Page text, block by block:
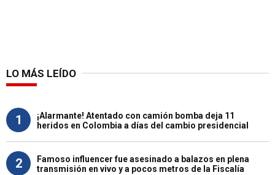
LO MÁS LEÍDO
1
¡Alarmante! Atentado con camión bomba deja 11
heridos en Colombia a días del cambio presidencial
2
Famoso influencer fue asesinado a balazos en plena
transmisión en vivo y a pocos metros de la Fiscalía